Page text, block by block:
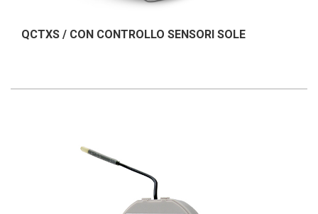
QCTXS / CON CONTROLLO SENSORI SOLE